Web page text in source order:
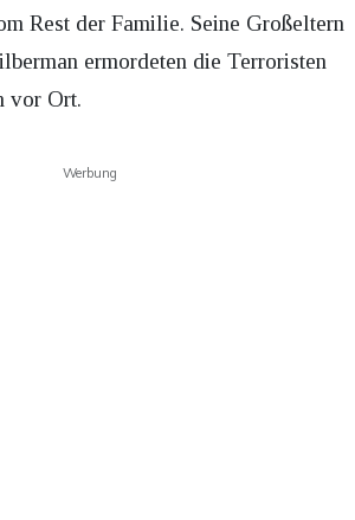
Rest der Familie. Seine Großeltern
ermordeten die Terroristen
vor Ort.
Werbung